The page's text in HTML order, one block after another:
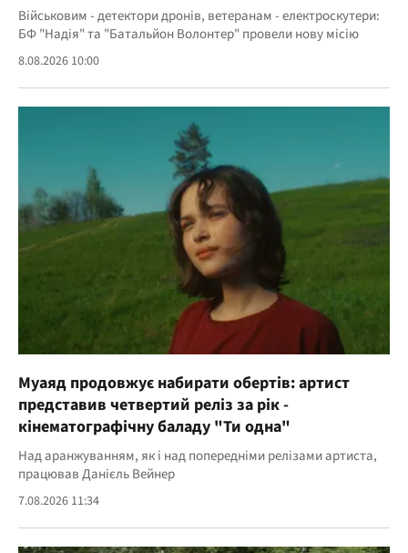
Військовим - детектори дронів, ветеранам - електроскутери:
БФ "Надія" та "Батальйон Волонтер" провели нову місію
8.08.2026 10:00
Муаяд продовжує набирати обертів: артист
представив четвертий реліз за рік -
кінематографічну баладу "Ти одна"
Над аранжуванням, як і над попередніми релізами артиста,
працював Данієль Вейнер
7.08.2026 11:34